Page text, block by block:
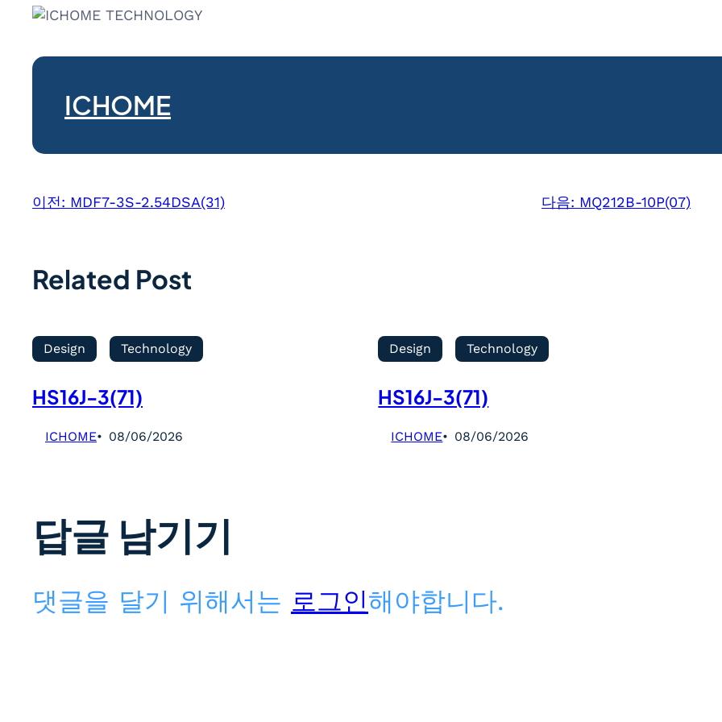
ICHOME
이전: MDF7-3S-2.54DSA(31) 다음: MQ212B-10P(07)
Related Post
Design Technology
HS16J-3(71)
ICHOME 08/06/2026
Design Technology
HS16J-3(71)
ICHOME 08/06/2026
답글 남기기
댓글을 달기 위해서는 로그인해야합니다.